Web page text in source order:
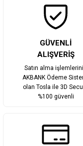
GÜVENLİ
ALIŞVERİŞ
Satın alma
AKBANK Ödeme
olan Tosla ile 3D
%100 güvenli